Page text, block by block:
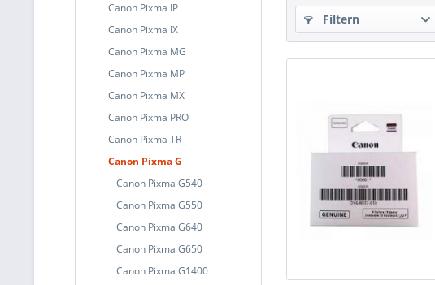
Canon Pixma IP
Canon Pixma IX
Canon Pixma MG
Canon Pixma MP
Canon Pixma MX
Canon Pixma PRO
Canon Pixma TR
Canon Pixma G
Canon Pixma G540
Canon Pixma G550
Canon Pixma G640
Canon Pixma G650
Canon Pixma G1400
Filtern